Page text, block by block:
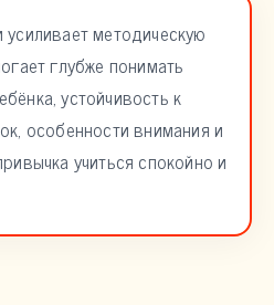
методическую
глубже понимать
устойчивость к
особенности внимания и
учиться спокойно и